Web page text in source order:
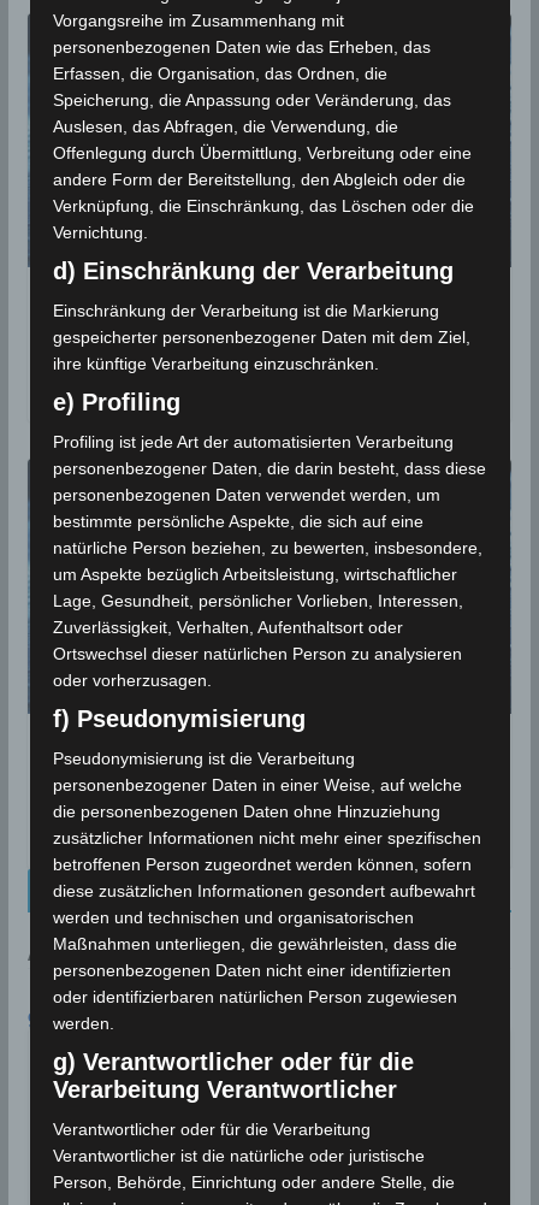
Niederschlagsmengen Tunesien: Mo,
21 Sep – Di, 22 Sep 2020, 7 Uhr
Niederschlagsmengen Tunesien: So, 20
Sep – Mo, 21 Sep 2020, 7 Uhr
21. September 2020
Kalenderblatt Neu
AN DIESEM TAG:
9. AUGUST
1999
In Bizerté wird eine
Rekordtemperatur von 45,4°C
gemessen
In Bizerté wird eine Rekordtemperatur von
45,4°C gemessen. Dieser Rekord…
Vorgangsreihe im Zusammenhang mit
personenbezogenen Daten wie das Erheben, das
Erfassen, die Organisation, das Ordnen, die
Speicherung, die Anpassung oder Veränderung, das
Auslesen, das Abfragen, die Verwendung, die
Offenlegung durch Übermittlung, Verbreitung oder eine
andere Form der Bereitstellung, den Abgleich oder die
Verknüpfung, die Einschränkung, das Löschen oder die
Vernichtung.
d) Einschränkung der Verarbeitung
Einschränkung der Verarbeitung ist die Markierung
gespeicherter personenbezogener Daten mit dem Ziel,
ihre künftige Verarbeitung einzuschränken.
e) Profiling
Profiling ist jede Art der automatisierten Verarbeitung
personenbezogener Daten, die darin besteht, dass diese
personenbezogenen Daten verwendet werden, um
bestimmte persönliche Aspekte, die sich auf eine
natürliche Person beziehen, zu bewerten, insbesondere,
um Aspekte bezüglich Arbeitsleistung, wirtschaftlicher
Lage, Gesundheit, persönlicher Vorlieben, Interessen,
Zuverlässigkeit, Verhalten, Aufenthaltsort oder
Ortswechsel dieser natürlichen Person zu analysieren
oder vorherzusagen.
f) Pseudonymisierung
Pseudonymisierung ist die Verarbeitung
personenbezogener Daten in einer Weise, auf welche
die personenbezogenen Daten ohne Hinzuziehung
zusätzlicher Informationen nicht mehr einer spezifischen
betroffenen Person zugeordnet werden können, sofern
diese zusätzlichen Informationen gesondert aufbewahrt
werden und technischen und organisatorischen
Maßnahmen unterliegen, die gewährleisten, dass die
personenbezogenen Daten nicht einer identifizierten
oder identifizierbaren natürlichen Person zugewiesen
werden.
g) Verantwortlicher oder für die
Verarbeitung Verantwortlicher
Verantwortlicher oder für die Verarbeitung
Verantwortlicher ist die natürliche oder juristische
Person, Behörde, Einrichtung oder andere Stelle, die